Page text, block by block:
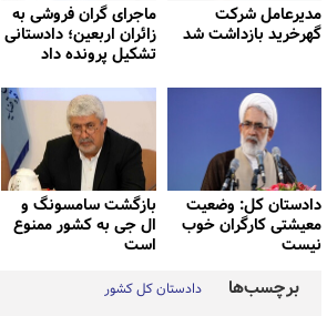
مدیرعامل شرکت
گهرخرید بازداشت شد
ماجرای گران فروشی به
زائران اربعین؛ دادستانی
تشکیل پرونده داد
دادستان کل: وضعیت
معیشتی کارگران خوب
نیست
بازگشت سامسونگ و
ال جی به کشور ممنوع
است
برچسب‌ها دادستان کل کشور